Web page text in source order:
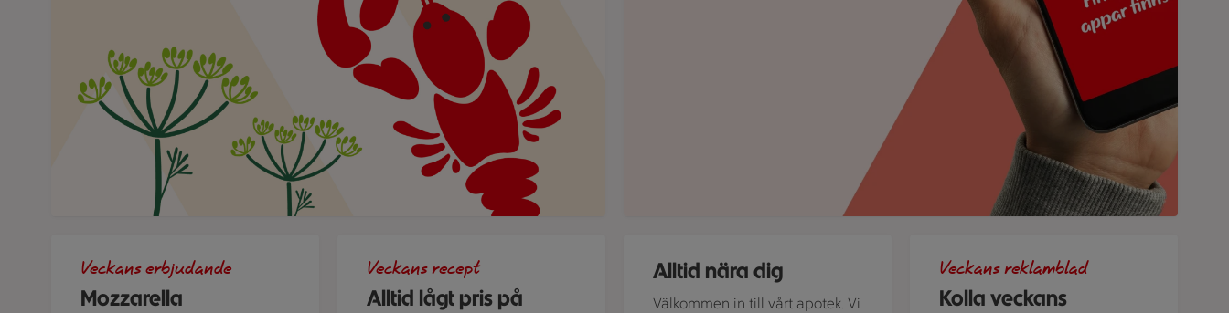
Mozzarella
Veckans erbjudande
Alltid lågt pris på
Veckans recept Alltid nära dig
Välkommen in till vårt apotek. Vi
Kolla veckans
Veckans reklamblad